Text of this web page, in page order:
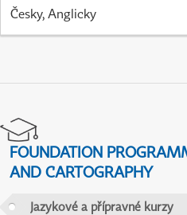
Česky, Anglicky
FOUNDATION
AND CARTOGRAPHY
Jazykové a přípravné kurzy